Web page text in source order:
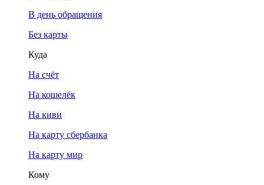
В день обращения
Без карты
Куда
На счёт
На кошелёк
На киви
На карту сбербанка
На карту мир
Кому